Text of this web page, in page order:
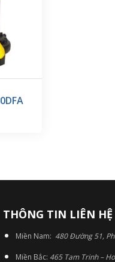
THÔNG TIN LIÊN HỆ
Miền Nam: 480 Đường 51,
Miền Bắc: 465 Tam Trinh –